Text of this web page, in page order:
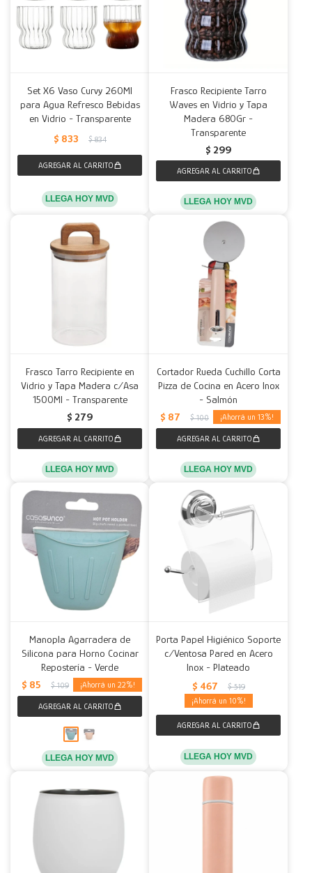
Set X6 Vaso Curvy 260Ml
para Agua Refresco Bebidas
en Vidrio - Transparente
$ 833 $ 834
LLEGA HOY MVD
Frasco Recipiente Tarro
Waves en Vidrio y Tapa
Madera 680Gr -
Transparente
$ 299
LLEGA HOY MVD
Frasco Tarro Recipiente en
Vidrio y Tapa Madera c/Asa
1500Ml - Transparente
$ 279
LLEGA HOY MVD
Cortador Rueda Cuchillo Corta
Pizza de Cocina en Acero Inox
- Salmón
$ 87 $ 100 13
LLEGA HOY MVD
Manopla Agarradera de
Silicona para Horno Cocinar
Repostería - Verde
$ 85 $ 109 22
LLEGA HOY MVD
Porta Papel Higiénico Soporte
c/Ventosa Pared en Acero
Inox - Plateado
$ 467 $ 519
10
LLEGA HOY MVD